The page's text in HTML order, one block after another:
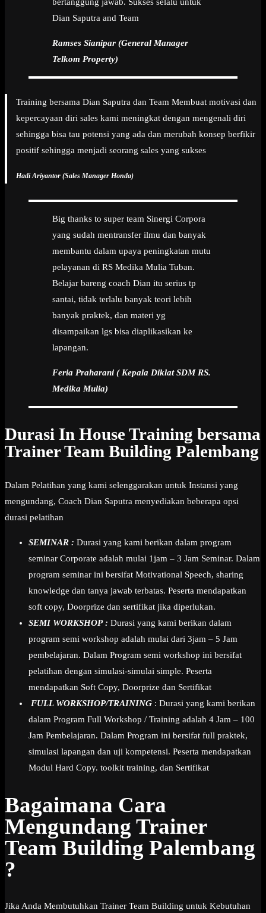
Dian Saputra and Team
Ramses Sianipar (General Manager
Telkom Property)
Training bersama Dian Saputra dan Team Membuat motivasi dan
kepercayaan diri sales kami meningkat dengan mengenali diri
sehingga bisa tau potensi yang ada dan merubah konsep berfikir
positif sehingga menjadi seorang sales yang sukses
Hadi Ariyantor (Sales Manager Honda)
Big thanks to super team Sinergi Corpora
yang sudah mentransfer ilmu dan banyak
membantu dalam upaya peningkatan mutu
pelayanan di RS Medika Mulia Tuban.
Belajar bareng coach Dian itu serius tp
santai, tidak terlalu banyak teori lebih
banyak praktek, dan materi yg
disampaikan lgs bisa diaplikasikan ke
lapangan.
Feria Praharani ( Kepala Diklat SDM RS.
Medika Mulia)
Durasi In House Training bersama
Trainer Team Building Palembang
Dalam Pelatihan yang kami selenggarakan untuk Instansi yang
mengundang, Coach Dian Saputra menyediakan beberapa opsi
durasi pelatihan
SEMINAR : Durasi yang kami berikan dalam program
seminar Corporate adalah mulai 1jam – 3 Jam Seminar. Dalam
program seminar ini bersifat Motivational Speech, sharing
knowledge dan tanya jawab terbatas. Peserta mendapatkan
soft copy, Doorprize dan sertifikat jika diperlukan.
SEMI WORKSHOP : Durasi yang kami berikan dalam
program semi workshop adalah mulai dari 3jam – 5 Jam
pembelajaran. Dalam Program semi workshop ini bersifat
pelatihan dengan simulasi-simulai simple. Peserta
mendapatkan Soft Copy, Doorprize dan Sertifikat
FULL WORKSHOP/TRAINING : Durasi yang kami berikan
dalam Program Full Workshop / Training adalah 4 Jam – 100
Jam Pembelajaran. Dalam Program ini bersifat full praktek,
simulasi lapangan dan uji kompetensi. Peserta mendapatkan
Modul Hard Copy. toolkit training, dan Sertifikat
Bagaimana Cara
Mengundang Trainer
Team Building Palembang
?
Jika Anda Membutuhkan Trainer Team Building untuk Kebutuhan